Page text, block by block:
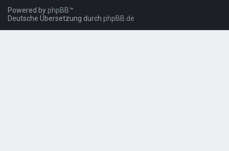
Powered byphpBB™
Deutsche Übersetzung durch phpBB.de